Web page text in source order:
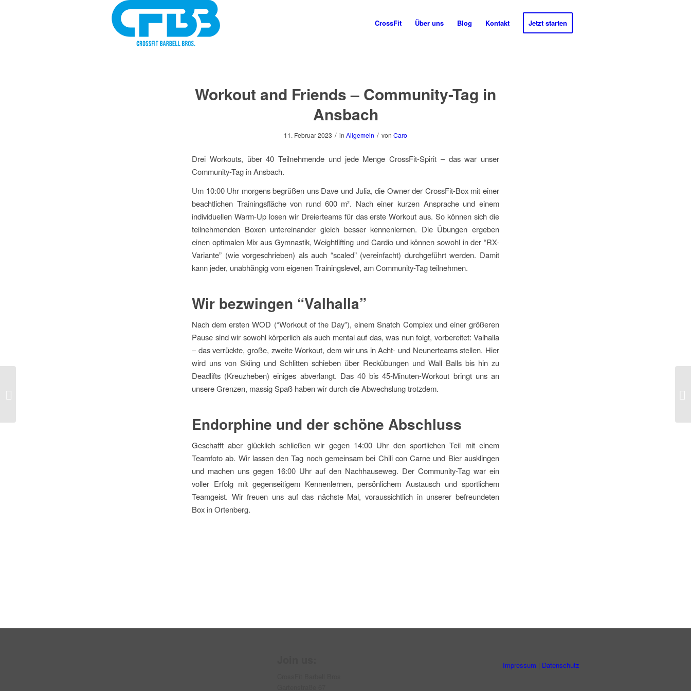
CrossFit Über uns Blog Kontakt Jetzt starten
Workout and Friends – Community-Tag in
Ansbach
11. Februar 2023 / in Allgemein / von Caro
Drei Workouts, über 40 Teilnehmende und jede Menge CrossFit-Spirit – das war unser
Community-Tag in Ansbach.
Um 10:00 Uhr morgens begrüßen uns Dave und Julia, die Owner der CrossFit-Box mit einer
beachtlichen Trainingsfläche von rund 600 m². Nach einer kurzen Ansprache und einem
individuellen Warm-Up losen wir Dreierteams für das erste Workout aus. So können sich die
teilnehmenden Boxen untereinander gleich besser kennenlernen. Die Übungen ergeben
einen optimalen Mix aus Gymnastik, Weightlifting und Cardio und können sowohl in der “RX-
Variante” (wie vorgeschrieben) als auch “scaled” (vereinfacht) durchgeführt werden. Damit
kann jeder, unabhängig vom eigenen Trainingslevel, am Community-Tag teilnehmen.
Wir bezwingen “Valhalla”
Nach dem ersten WOD (“Workout of the Day”), einem Snatch Complex und einer größeren
Pause sind wir sowohl körperlich als auch mental auf das, was nun folgt, vorbereitet: Valhalla
– das verrückte, große, zweite Workout, dem wir uns in Acht- und Neunerteams stellen. Hier
wird uns von Skiing und Schlitten schieben über Reckübungen und Wall Balls bis hin zu
Deadlifts (Kreuzheben) einiges abverlangt. Das 40 bis 45-Minuten-Workout bringt uns an
unsere Grenzen, massig Spaß haben wir durch die Abwechslung trotzdem.
Endorphine und der schöne Abschluss
Geschafft aber glücklich schließen wir gegen 14:00 Uhr den sportlichen Teil mit einem
Teamfoto ab. Wir lassen den Tag noch gemeinsam bei Chili con Carne und Bier ausklingen
und machen uns gegen 16:00 Uhr auf den Nachhauseweg. Der Community-Tag war ein
voller Erfolg mit gegenseitigem Kennenlernen, persönlichem Austausch und sportlichem
Teamgeist. Wir freuen uns auf das nächste Mal, voraussichtlich in unserer befreundeten
Box in Ortenberg.
Impressum Datenschutz